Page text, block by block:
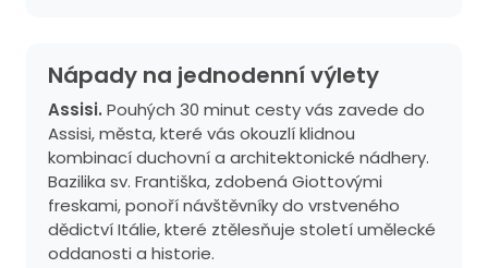
Nápady na jednodenní výlety
Assisi. Pouhých 30 minut cesty vás zavede do
Assisi, města, které vás okouzlí klidnou
kombinací duchovní a architektonické nádhery.
Bazilika sv. Františka, zdobená Giottovými
freskami, ponoří návštěvníky do vrstveného
dědictví Itálie, které ztělesňuje století umělecké
oddanosti a historie.